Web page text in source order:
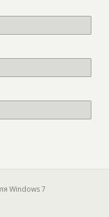
Windows 7